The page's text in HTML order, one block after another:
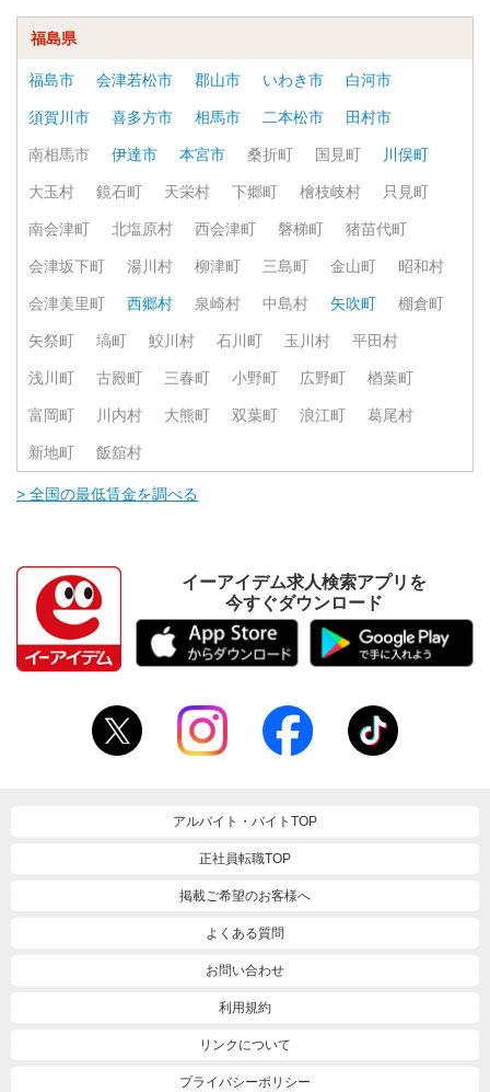
福島県
福島市 会津若松市 郡山市 いわき市 白河市
須賀川市 喜多方市 相馬市 二本松市 田村市
南相馬市 伊達市 本宮市 桑折町 国見町 川俣町
大玉村 鏡石町 天栄村 下郷町 檜枝岐村 只見町
南会津町 北塩原村 西会津町 磐梯町 猪苗代町
会津坂下町 湯川村 柳津町 三島町 金山町 昭和村
会津美里町 西郷村 泉崎村 中島村 矢吹町 棚倉町
矢祭町 塙町 鮫川村 石川町 玉川村 平田村
浅川町 古殿町 三春町 小野町 広野町 楢葉町
富岡町 川内村 大熊町 双葉町 浪江町 葛尾村
新地町 飯舘村
> 全国の最低賃金を調べる
イーアイデム求人検索アプリを
今すぐダウンロード
アルバイト・バイトTOP
正社員転職TOP
掲載ご希望のお客様へ
よくある質問
お問い合わせ
利用規約
リンクについて
プライバシーポリシー